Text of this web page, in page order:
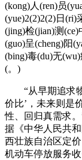
(kong)人(ren)员
(yue)2(2)2(2)日(ri)
(jing)检(jian)测
(guo)呈(cheng)阳
(bing)毒(du)无(wu)
(。)
“从早期追求物
价比’，未来则是
性、回归真需求
据《中华人民共
西壮族自治区定
机动车停放服务